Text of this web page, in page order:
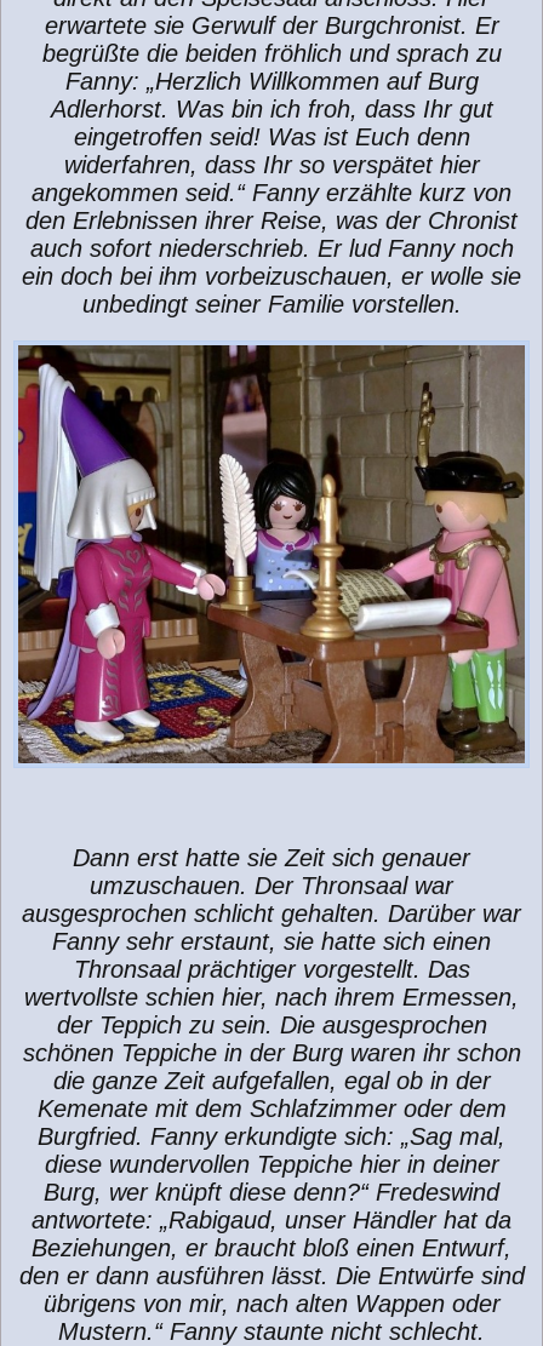
erwartete sie Gerwulf der Burgchronist. Er
begrüßte die beiden fröhlich und sprach zu
Fanny: „Herzlich Willkommen auf Burg
Adlerhorst. Was bin ich froh, dass Ihr gut
eingetroffen seid! Was ist Euch denn
widerfahren, dass Ihr so verspätet hier
angekommen seid.“ Fanny erzählte kurz von
den Erlebnissen ihrer Reise, was der Chronist
auch sofort niederschrieb. Er lud Fanny noch
ein doch bei ihm vorbeizuschauen, er wolle sie
unbedingt seiner Familie vorstellen.
Dann erst hatte sie Zeit sich genauer
umzuschauen. Der Thronsaal war
ausgesprochen schlicht gehalten. Darüber war
Fanny sehr erstaunt, sie hatte sich einen
Thronsaal prächtiger vorgestellt. Das
wertvollste schien hier, nach ihrem Ermessen,
der Teppich zu sein. Die ausgesprochen
schönen Teppiche in der Burg waren ihr schon
die ganze Zeit aufgefallen, egal ob in der
Kemenate mit dem Schlafzimmer oder dem
Burgfried. Fanny erkundigte sich: „Sag mal,
diese wundervollen Teppiche hier in deiner
Burg, wer knüpft diese denn?“ Fredeswind
antwortete: „Rabigaud, unser Händler hat da
Beziehungen, er braucht bloß einen Entwurf,
den er dann ausführen lässt. Die Entwürfe sind
übrigens von mir, nach alten Wappen oder
Mustern.“ Fanny staunte nicht schlecht.